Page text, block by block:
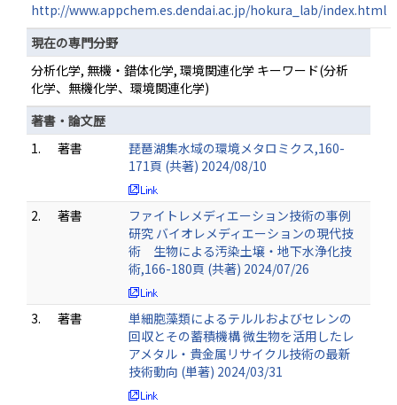
http://www.appchem.es.dendai.ac.jp/hokura_lab/index.html
現在の専門分野
分析化学, 無機・錯体化学, 環境関連化学 キーワード(分析
化学、無機化学、環境関連化学)
著書・論文歴
1.
著書
琵琶湖集水域の環境メタロミクス,160-
171頁 (共著) 2024/08/10
2. 著書
ファイトレメディエーション技術の事例
研究 バイオレメディエーションの現代技
術 生物による汚染土壌・地下水浄化技
術,166-180頁 (共著) 2024/07/26
3. 著書
単細胞藻類によるテルルおよびセレンの
回収とその蓄積機構 微生物を活用したレ
アメタル・貴金属リサイクル技術の最新
技術動向 (単著) 2024/03/31